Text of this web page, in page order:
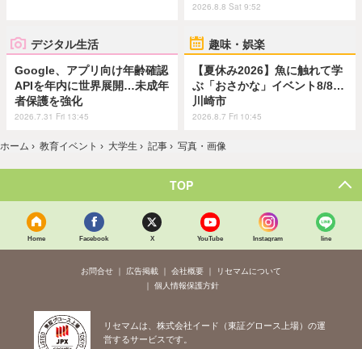
2026.8.8 Sat 9:52
デジタル生活
Google、アプリ向け年齢確認
APIを年内に世界展開…未成年
者保護を強化
2026.7.31 Fri 13:45
趣味・娯楽
【夏休み2026】魚に触れて学
ぶ「おさかな」イベント8/8…
川崎市
2026.8.7 Fri 10:45
ホーム › 教育イベント › 大学生 › 記事 › 写真・画像
TOP
Home Facebook X YouTube Instagram line
お問合せ 広告掲載 会社概要
リセマムについて
個人情報保護方針
リセマムは、株式会社イード（東証グロース上場）の運
営するサービスです。